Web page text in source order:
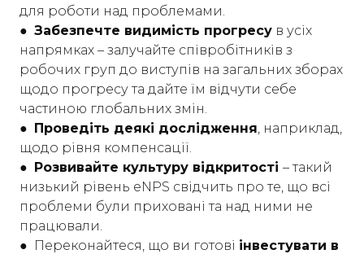
для роботи над проблемами.
● Забезпечте видимість прогресу в усіх
напрямках – залучайте співробітників з
робочих груп до виступів на загальних зборах
щодо прогресу та дайте їм відчути себе
частиною глобальних змін.
● Проведіть деякі дослідження , наприклад,
щодо рівня компенсації.
● Розвивайте культуру відкритості – такий
низький рівень eNPS свідчить про те, що всі
проблеми були приховані та над ними не
працювали.
● Переконайтеся, що ви готові інвестувати в